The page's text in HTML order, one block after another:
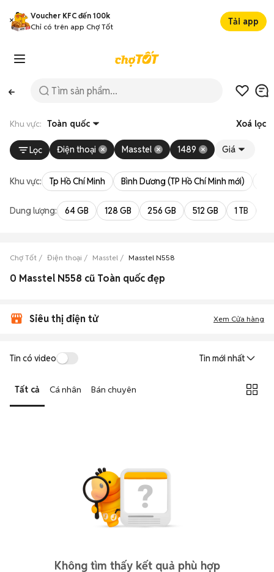
Voucher KFC đến 100k
Chỉ có trên app Chợ Tốt
Tải app
Khu vực: Toàn quốc Xoá lọc
Lọc Điện thoại Masstel 1489 Giá
Khu vực: Tp Hồ Chí Minh Bình Dương (TP Hồ Chí Minh mới)
Dung lượng: 64 GB 128 GB 256 GB 512 GB 1 TB
Chợ Tốt Điện thoại Masstel Masstel N558
0 Masstel N558 cũ Toàn quốc đẹp
Siêu thị điện tử Xem Cửa hàng
Tin có video Tin mới nhất
Tất cả Cá nhân Bán chuyên
Không tìm thấy kết quả phù hợp